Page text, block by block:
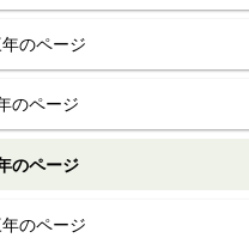
のページ
のページ
のページ
のページ